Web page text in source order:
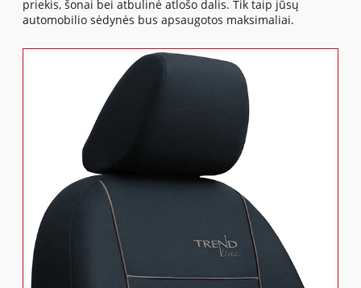
priekis, šonai bei atbulinė atlošo dalis. Tik taip jūsų
automobilio sėdynės bus apsaugotos maksimaliai.